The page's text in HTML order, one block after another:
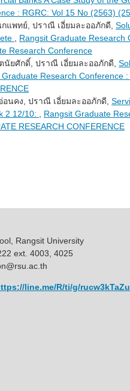
: RGRC: Vol 15 No (2563)
แพทย์, ปราณี เอี่ยมละออภักดี,
Rangsit Graduate Research
Research Conference
นัยศักดิ์, ปราณี เอี่ยมละออภักดี,
Research Conference
อนคง, ปราณี เอี่ยมละออภักดี,
2 12/10:
Rangsit Graduate
RESEARCH CONFERENCE
Rangsit University
ext. 4003, 4025
line.me/R/ti/g/rucw3kTaZu